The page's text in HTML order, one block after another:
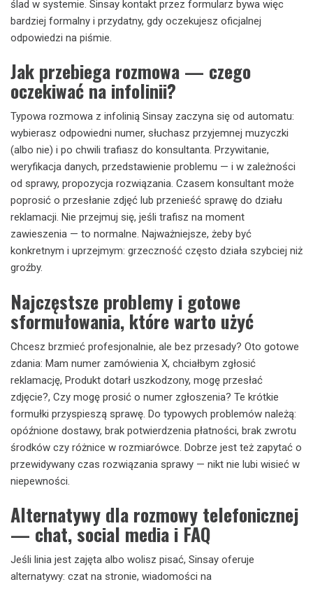
ślad w systemie. Sinsay kontakt przez formularz bywa więc
bardziej formalny i przydatny, gdy oczekujesz oficjalnej
odpowiedzi na piśmie.
Jak przebiega rozmowa — czego
oczekiwać na infolinii?
Typowa rozmowa z infolinią Sinsay zaczyna się od automatu:
wybierasz odpowiedni numer, słuchasz przyjemnej muzyczki
(albo nie) i po chwili trafiasz do konsultanta. Przywitanie,
weryfikacja danych, przedstawienie problemu — i w zależności
od sprawy, propozycja rozwiązania. Czasem konsultant może
poprosić o przesłanie zdjęć lub przenieść sprawę do działu
reklamacji. Nie przejmuj się, jeśli trafisz na moment
zawieszenia — to normalne. Najważniejsze, żeby być
konkretnym i uprzejmym: grzeczność często działa szybciej niż
groźby.
Najczęstsze problemy i gotowe
sformułowania, które warto użyć
Chcesz brzmieć profesjonalnie, ale bez przesady? Oto gotowe
zdania: Mam numer zamówienia X, chciałbym zgłosić
reklamację, Produkt dotarł uszkodzony, mogę przesłać
zdjęcie?, Czy mogę prosić o numer zgłoszenia? Te krótkie
formułki przyspieszą sprawę. Do typowych problemów należą:
opóźnione dostawy, brak potwierdzenia płatności, brak zwrotu
środków czy różnice w rozmiarówce. Dobrze jest też zapytać o
przewidywany czas rozwiązania sprawy — nikt nie lubi wisieć w
niepewności.
Alternatywy dla rozmowy telefonicznej
— chat, social media i FAQ
Jeśli linia jest zajęta albo wolisz pisać, Sinsay oferuje
alternatywy: czat na stronie, wiadomości na